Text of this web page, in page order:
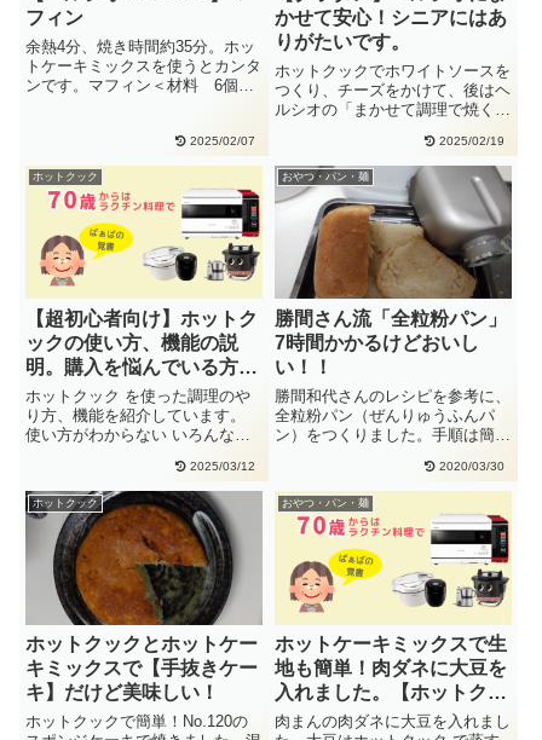
フィン
余熱4分、焼き時間約35分。ホッ
トケーキミックスを使うとカンタ
ンです。マフィン＜材料 6個分
2025/02/07
かせて安心！シニアにはあ
りがたいです。
ホットクックでホワイトソースを
つくり、チーズをかけて、後はヘ
ルシオの「まかせて調理で焼く」
2025/02/19
ホットクック
【超初心者向け】ホットク
ックの使い方、機能の説
明。購入を悩んでいる方必
見
ホットクック を使った調理のや
り方、機能を紹介しています。
使い方がわからない いろんな調
2025/03/12
おやつ・パン・麺
勝間さん流「全粒粉パン」
7時間かかるけどおいし
い！！
勝間和代さんのレシピを参考に、
全粒粉パン（ぜんりゅうふんパ
ン）をつくりました。手順は簡単
2020/03/30
ホットクック
ホットクックとホットケー
キミックスで【手抜きケー
キ】だけど美味しい！
ホットクックで簡単！No.120の
おやつ・パン・麺
ホットケーキミックスで生
地も簡単！肉ダネに大豆を
入れました。【ホットクッ
ク 】【中華まん】
肉まんの肉ダネに大豆を入れまし